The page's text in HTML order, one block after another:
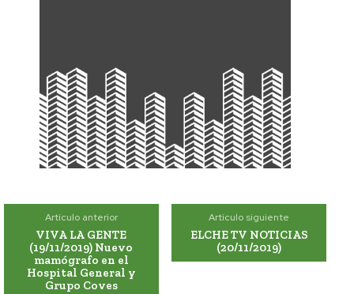
Artículo anterior
VIVA LA GENTE
(19/11/2019) Nuevo
mamógrafo en el
Hospital General y
Grupo Coves
Artículo siguiente
ELCHE TV NOTICIAS
(20/11/2019)